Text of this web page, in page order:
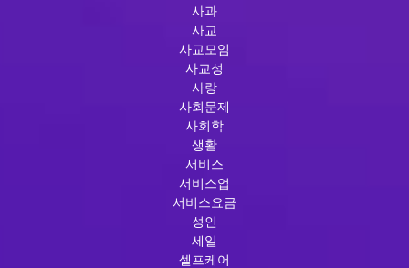
사과
사교
사교모임
사교성
사랑
사회문제
사회학
생활
서비스
서비스업
서비스요금
성인
세일
셀프케어